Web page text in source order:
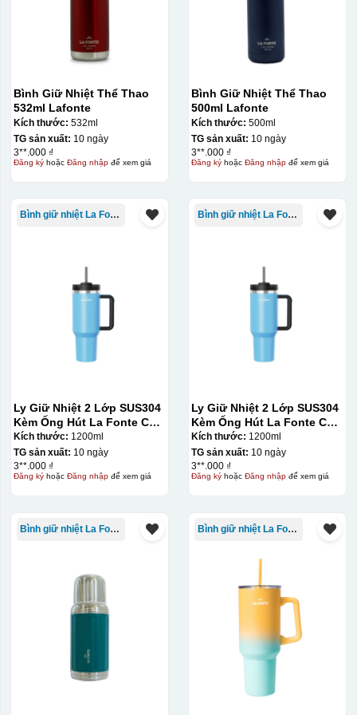
Bình Giữ Nhiệt Thể Thao
532ml Lafonte
Kích thước: 532ml
TG sản xuất: 10 ngày
3**.000 ₫
Đăng kýhoặc Đăng nhậpđể xem giá
Bình Giữ Nhiệt Thể Thao
500ml Lafonte
Kích thước: 500ml
TG sản xuất: 10 ngày
3**.000 ₫
Đăng kýhoặc Đăng nhậpđể xem giá
Bình giữ nhiệt La Fonte
Ly Giữ Nhiệt 2 Lớp SUS304
Kèm Ống Hút La Fonte Có
Tay Cầm 1200ml
Kích thước: 1200ml
TG sản xuất: 10 ngày
3**.000 ₫
Đăng kýhoặc Đăng nhậpđể xem giá
Bình giữ nhiệt La Fonte
Ly Giữ Nhiệt 2 Lớp SUS304
Kèm Ống Hút La Fonte Có
Tay Cầm 1200ml
Kích thước: 1200ml
TG sản xuất: 10 ngày
3**.000 ₫
Đăng kýhoặc Đăng nhậpđể xem giá
Bình giữ nhiệt La Fonte Bình giữ nhiệt La Fonte